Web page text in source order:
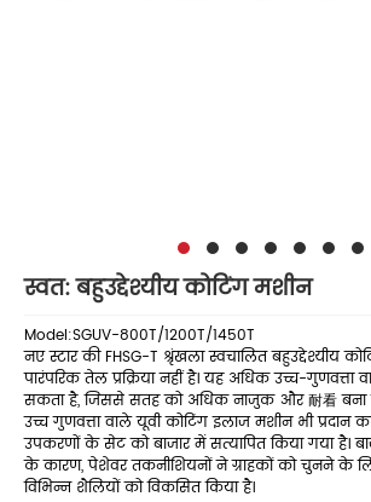
स्वत: बहुउद्देश्यीय कोटिंग मशीन
Model:SGUV-800T/1200T/1450T
नए स्टार की FHSG-T श्रृंखला स्वचालित बहुउद्देश्यीय
पारंपरिक तेल प्रक्रिया नहीं है। यह अधिक उच्च-गुणवत्ता
सकता है, जिससे सतह को अधिक नाजुक और 耐看 बना
उच्च गुणवत्ता वाले यूवी कोटिंग इलाज मशीन भी प्रदान
उपकरणों के सेट को बाजार में सत्यापित किया गया है।
के कारण, पेशेवर तकनीशियनों ने ग्राहकों को चुनने के
विभिन्न शैलियों को विकसित किया है।